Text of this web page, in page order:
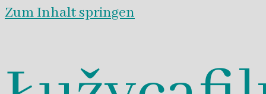
Zum Inhalt springen